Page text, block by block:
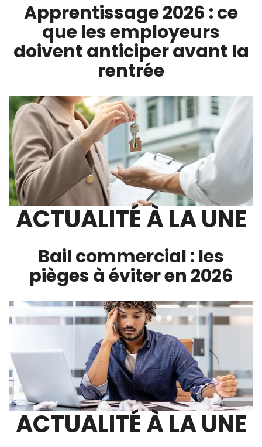
Apprentissage 2026 : ce
que les employeurs
doivent anticiper avant la
rentrée
ACTUALITÉ À LA UNE
Bail commercial : les
pièges à éviter en 2026
ACTUALITÉ À LA UNE